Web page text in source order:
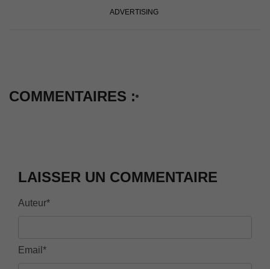
ADVERTISING
COMMENTAIRES :
LAISSER UN COMMENTAIRE
Auteur*
Email*